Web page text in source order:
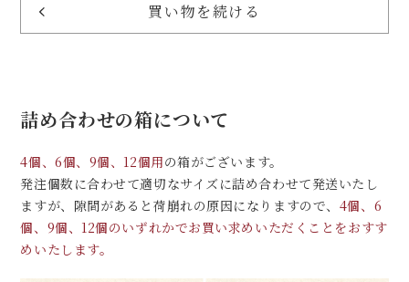
買い物を続ける
詰め合わせの箱について
4個、6個、9個、12個用の箱がございます。
発注個数に合わせて適切なサイズに詰め合わせて発送いたし
ますが、隙間があると荷崩れの原因になりますので、 4個、6
個、9個、12個のいずれかでお買い求めいただくことをおすす
めいたします。